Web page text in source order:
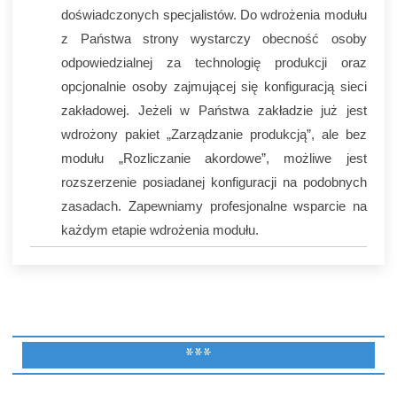
doświadczonych specjalistów. Do wdrożenia modułu
z Państwa strony wystarczy obecność osoby
odpowiedzialnej za technologię produkcji oraz
opcjonalnie osoby zajmującej się konfiguracją sieci
zakładowej. Jeżeli w Państwa zakładzie już jest
wdrożony pakiet „Zarządzanie produkcją”, ale bez
modułu „Rozliczanie akordowe”, możliwe jest
rozszerzenie posiadanej konfiguracji na podobnych
zasadach. Zapewniamy profesjonalne wsparcie na
każdym etapie wdrożenia modułu.
***